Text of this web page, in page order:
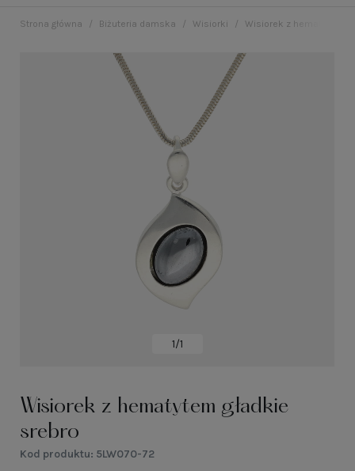
Strona główna Biżuteria damska Wisiorki Wisiorek z hematytem
1/1
Wisiorek z hematytem gładkie
srebro
Kod produktu: 5LW070-72